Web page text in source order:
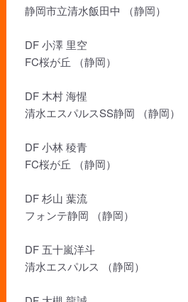
静岡市立清水飯田中 （静岡）
DF 小澤 里空
FC桜が丘 （静岡）
DF 木村 海惺
清水エスパルスSS静岡 （静岡）
DF 小林 稜青
FC桜が丘 （静岡）
DF 杉山 葉流
フォンテ静岡 （静岡）
DF 五十嵐洋斗
清水エスパルス （静岡）